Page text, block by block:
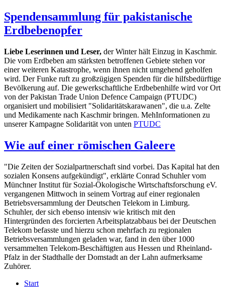
Spendensammlung für pakistanische
Erdbebenopfer
Liebe Leserinnen und Leser, der Winter hält Einzug in Kaschmir.
Die vom Erdbeben am stärksten betroffenen Gebiete stehen vor
einer weiteren Katastrophe, wenn ihnen nicht umgehend geholfen
wird. Der Funke ruft zu großzügigen Spenden für die hilfsbedürftige
Bevölkerung auf. Die gewerkschaftliche Erdbebenhilfe wird vor Ort
von der Pakistan Trade Union Defence Campaign (PTUDC)
organisiert und mobilisiert "Solidaritätskarawanen", die u.a. Zelte
und Medikamente nach Kaschmir bringen. MehInformationen zu
unserer Kampagne Solidarität von unten PTUDC
Wie auf einer römischen Galeere
"Die Zeiten der Sozialpartnerschaft sind vorbei. Das Kapital hat den
sozialen Konsens aufgekündigt", erklärte Conrad Schuhler vom
Münchner Institut für Sozial-Ökologische Wirtschaftsforschung eV.
vergangenen Mittwoch in seinem Vortrag auf einer regionalen
Betriebsversammlung der Deutschen Telekom in Limburg.
Schuhler, der sich ebenso intensiv wie kritisch mit den
Hintergründen des forcierten Arbeitsplatzabbaus bei der Deutschen
Telekom befasste und hierzu schon mehrfach zu regionalen
Betriebsversammlungen geladen war, fand in den über 1000
versammelten Telekom-Beschäftigten aus Hessen und Rheinland-
Pfalz in der Stadthalle der Domstadt an der Lahn aufmerksame
Zuhörer.
Start